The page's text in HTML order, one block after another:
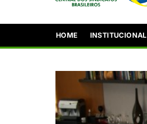
HOME INSTITUCIONAL